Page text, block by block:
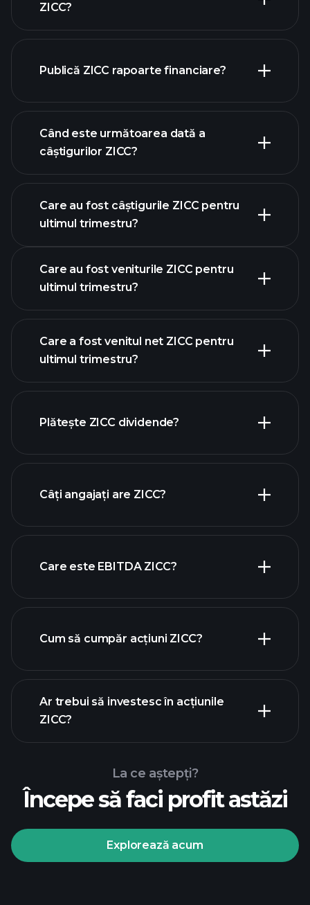
ZICC?
lista noastră de acțiuni
Publică ZICC rapoarte financiare?
finanțele ZICC
Când este următoarea dată a
câștigurilor ZICC?
Care au fost câștigurile ZICC pentru
ultimul trimestru?
câștigurile ZICC
Care au fost veniturile ZICC pentru
ultimul trimestru?
rapoartele
Care a fost venitul net ZICC pentru
ultimul trimestru?
Plătește ZICC dividende?
acțiuni cu dividende mari
Câți angajați are ZICC?
Care este EBITDA ZICC?
rapoartele financiare
Cum să cumpăr acțiuni ZICC?
Turneele Playtrade
Ar trebui să investesc în acțiunile
ZICC?
La ce aștepți?
Începe să faci profit astăzi
Explorează acum